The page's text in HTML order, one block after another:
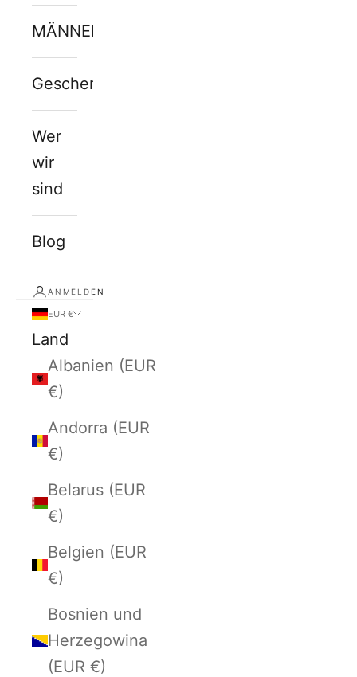
MÄNNERJUWELEN
Geschenkkarte
Wer
wir
sind
Blog
ANMELDEN
EUR €
Land
Albanien (EUR
€)
Andorra (EUR
€)
Belarus (EUR
€)
Belgien (EUR
€)
Bosnien und
Herzegowina
(EUR €)